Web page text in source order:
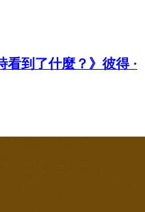
到了什麼？》彼得 ·